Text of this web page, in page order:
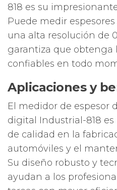
818 es su
Puede medir
una alta resolución de
garantiza que obtenga
confiables en todo
Aplicaciones y
El medidor de espesor
digital Industrial-818 es
de calidad en la
automóviles y el
Su diseño robusto y
ayudan a los